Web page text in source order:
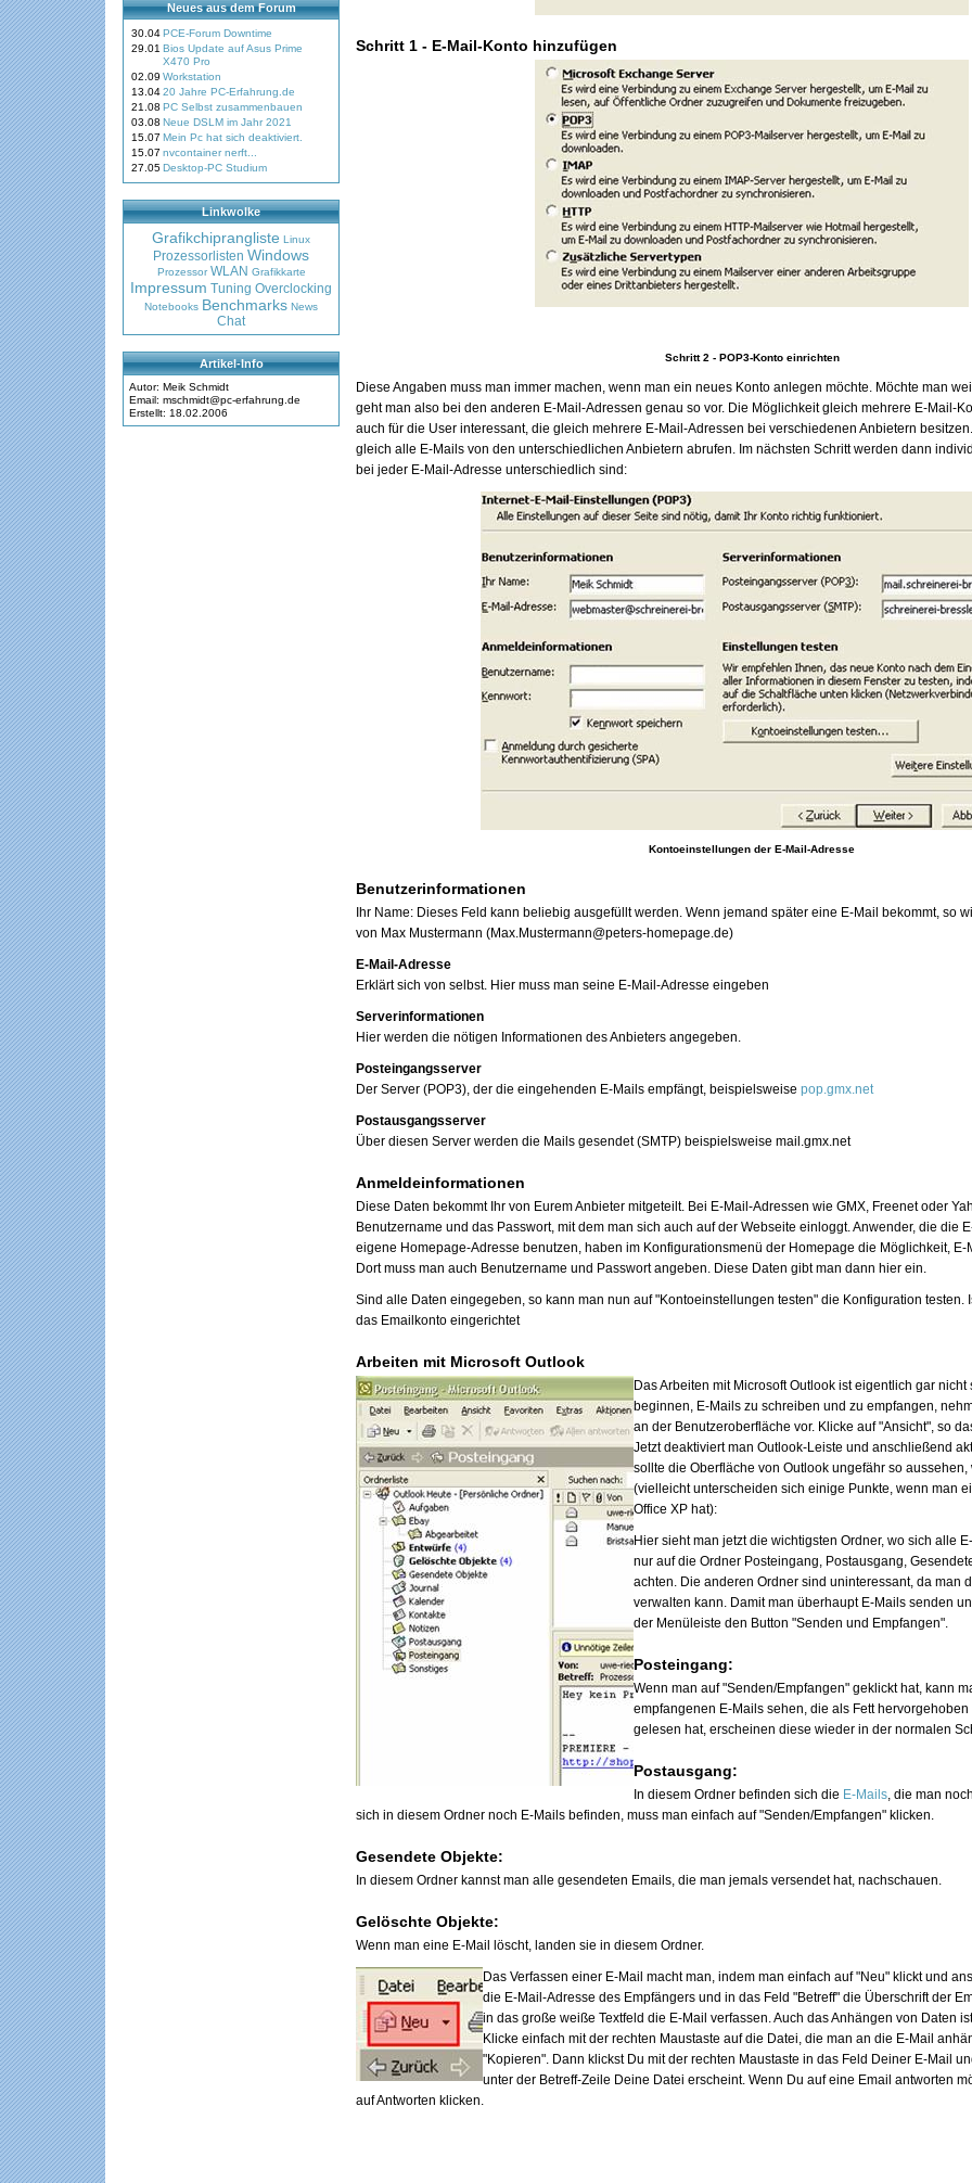
Neues aus dem Forum
30.04PCE-Forum Downtime
29.01 Bios Update auf Asus Prime
X470 Pro
02.09 Workstation
13.0420 Jahre PC-Erfahrung.de
21.08 PC Selbst zusammenbauen
03.08 Neue DSLM im Jahr 2021
15.07 Mein Pc hat sich deaktiviert.
15.07 nvcontainer nerft...
27.05Desktop-PC Studium
Linkwolke
Grafikchiprangliste Linux
Prozessorlisten Windows
Prozessor WLAN Grafikkarte
Impressum Tuning Overclocking
Notebooks Benchmarks News
Chat
Artikel-Info
Autor: Meik Schmidt
Email: mschmidt@pc-erfahrung.de
Erstellt: 18.02.2006
Schritt 1 - E-Mail-Konto hinzufügen
Schritt 2 - POP3-Konto einrichten
Diese Angaben muss man immer machen, wenn man ein neues Konto anlegen möchte. Möchte man
geht man also bei den anderen E-Mail-Adressen genau so vor. Die Möglichkeit gleich mehrere E-Mail-
auch für die User interessant, die gleich mehrere E-Mail-Adressen bei verschiedenen Anbietern
gleich alle E-Mails von den unterschiedlichen Anbietern abrufen. Im nächsten Schritt werden dann
bei jeder E-Mail-Adresse unterschiedlich sind:
Kontoeinstellungen der E-Mail-Adresse
Benutzerinformationen
Ihr Name: Dieses Feld kann beliebig ausgefüllt werden. Wenn jemand später eine E-Mail bekommt, so
von Max Mustermann (Max.Mustermann@peters-homepage.de)
E-Mail-Adresse
Erklärt sich von selbst. Hier muss man seine E-Mail-Adresse eingeben
Serverinformationen
Hier werden die nötigen Informationen des Anbieters angegeben.
Posteingangsserver
Der Server (POP3), der die eingehenden E-Mails empfängt, beispielsweise pop.gmx.net
Postausgangsserver
Über diesen Server werden die Mails gesendet (SMTP) beispielsweise mail.gmx.net
Anmeldeinformationen
Diese Daten bekommt Ihr von Eurem Anbieter mitgeteilt. Bei E-Mail-Adressen wie GMX, Freenet oder
Benutzername und das Passwort, mit dem man sich auch auf der Webseite einloggt. Anwender, die die
eigene Homepage-Adresse benutzen, haben im Konfigurationsmenü der Homepage die Möglichkeit,
Dort muss man auch Benutzername und Passwort angeben. Diese Daten gibt man dann hier ein.
Sind alle Daten eingegeben, so kann man nun auf "Kontoeinstellungen testen" die Konfiguration testen.
das Emailkonto eingerichtet
Arbeiten mit Microsoft Outlook
Das Arbeiten mit Microsoft Outlook ist eigentlich gar
beginnen, E-Mails zu schreiben und zu empfangen,
an der Benutzeroberfläche vor. Klicke auf "Ansicht", so
Jetzt deaktiviert man Outlook-Leiste und anschließend
sollte die Oberfläche von Outlook ungefähr so
(vielleicht unterscheiden sich einige Punkte, wenn man
Office XP hat):
Hier sieht man jetzt die wichtigsten Ordner, wo sich alle
nur auf die Ordner Posteingang, Postausgang,
achten. Die anderen Ordner sind uninteressant, da man
verwalten kann. Damit man überhaupt E-Mails senden
der Menüleiste den Button "Senden und Empfangen".
Posteingang:
Wenn man auf "Senden/Empfangen" geklickt hat, kann
empfangenen E-Mails sehen, die als Fett
gelesen hat, erscheinen diese wieder in der normalen
Postausgang:
In diesem Ordner befinden sich die E-Mails, die man
sich in diesem Ordner noch E-Mails befinden, muss man einfach auf "Senden/Empfangen" klicken.
Gesendete Objekte:
In diesem Ordner kannst man alle gesendeten Emails, die man jemals versendet hat, nachschauen.
Gelöschte Objekte:
Wenn man eine E-Mail löscht, landen sie in diesem Ordner.
Das Verfassen einer E-Mail macht man, indem man einfach auf "Neu" klickt und
die E-Mail-Adresse des Empfängers und in das Feld "Betreff" die Überschrift der
in das große weiße Textfeld die E-Mail verfassen. Auch das Anhängen von Daten
Klicke einfach mit der rechten Maustaste auf die Datei, die man an die E-Mail
"Kopieren". Dann klickst Du mit der rechten Maustaste in das Feld Deiner E-Mail
unter der Betreff-Zeile Deine Datei erscheint. Wenn Du auf eine Email antworten
auf Antworten klicken.